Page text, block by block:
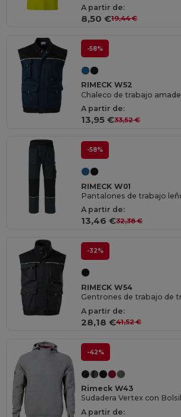
A partir de:
8,50 €19,44 €
-58%
RIMECK W52
Chaleco de trabajo
A partir de:
13,95 €33,52 €
-58%
RIMECK W01
Pantalones de trabajo
A partir de:
13,46 €32,38 €
-32%
RIMECK W54
A partir de:
28,18 €41,52 €
-42%
Rimeck W43
A partir de: